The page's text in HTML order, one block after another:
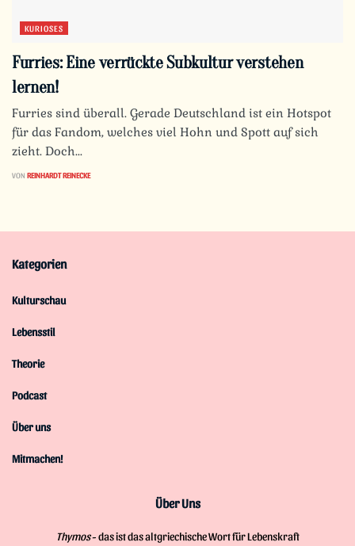
KURIOSES
Furries: Eine verrückte Subkultur verstehen
lernen!
Furries sind überall. Gerade Deutschland ist ein Hotspot
für das Fandom, welches viel Hohn und Spott auf sich
zieht. Doch...
VON REINHARDT REINECKE
Kategorien
Kulturschau
Lebensstil
Theorie
Podcast
Über uns
Mitmachen!
Über Uns
Thymos- das ist das altgriechische Wort für Lebenskraft